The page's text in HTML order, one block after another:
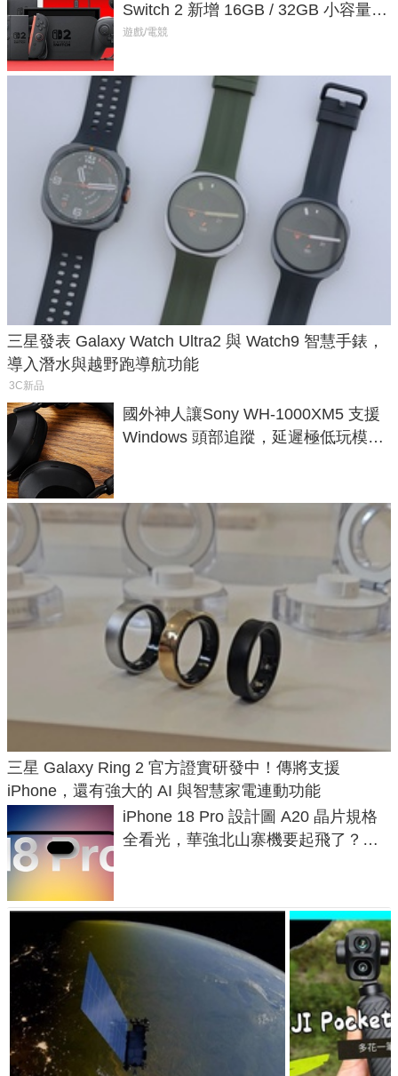
Switch 2 新增 16GB / 32GB 小容量遊
戲卡的選擇
遊戲/電競
三星發表 Galaxy Watch Ultra2 與 Watch9 智慧手錶，
導入潛水與越野跑導航功能
3C新品
國外神人讓Sony WH-1000XM5 支援
Windows 頭部追蹤，延遲極低玩模擬
三星 Galaxy Ring 2 官方證實研發中！傳將支援
iPhone，還有強大的 AI 與智慧家電連動功能
iPhone 18 Pro 設計圖 A20 晶片規格
全看光，華強北山寨機要起飛了？專